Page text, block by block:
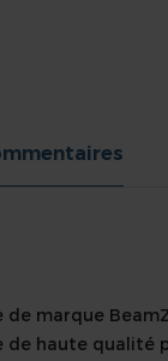
marque
de haute qualité